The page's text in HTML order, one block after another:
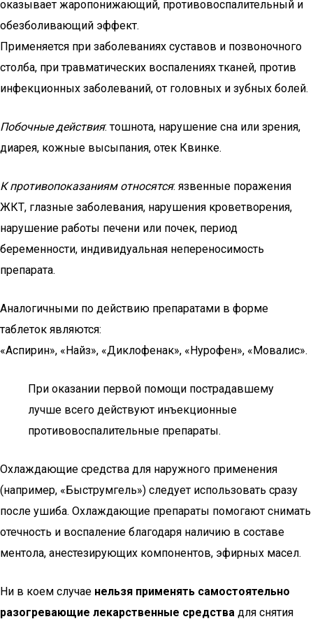
оказывает жаропонижающий, противовоспалительный и
обезболивающий эффект.
Применяется при заболеваниях суставов и позвоночного
столба, при травматических воспалениях тканей, против
инфекционных заболеваний, от головных и зубных болей.
Побочные действия: тошнота, нарушение сна или зрения,
диарея, кожные высыпания, отек Квинке.
К противопоказаниям относятся: язвенные поражения
ЖКТ, глазные заболевания, нарушения кроветворения,
нарушение работы печени или почек, период
беременности, индивидуальная непереносимость
препарата.
Аналогичными по действию препаратами в форме
таблеток являются:
«Аспирин», «Найз», «Диклофенак», «Нурофен», «Мовалис».
При оказании первой помощи пострадавшему
лучше всего действуют инъекционные
противовоспалительные препараты.
Охлаждающие средства для наружного применения
(например, «Быструмгель») следует использовать сразу
после ушиба. Охлаждающие препараты помогают снимать
отечность и воспаление благодаря наличию в составе
ментола, анестезирующих компонентов, эфирных масел.
Ни в коем случае нельзя применять самостоятельно
разогревающие лекарственные средства для снятия